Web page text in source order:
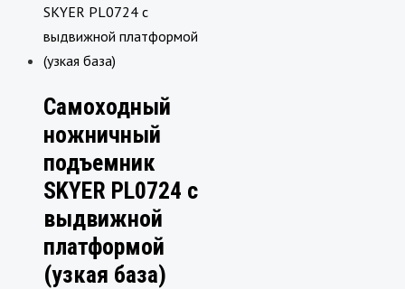
Самоходный
ножничный
подъемник
SKYER PL0724 с
выдвижной
платформой
(узкая база)